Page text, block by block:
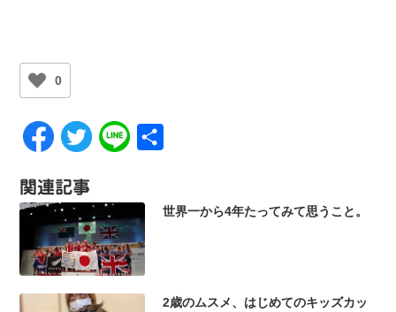
0
関連記事
世界一から4年たってみて思うこと。
2歳のムスメ、はじめてのキッズカッ